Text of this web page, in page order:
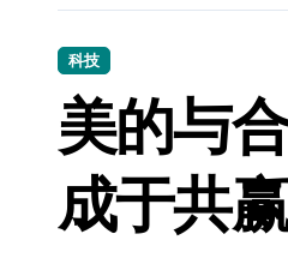
Xbox
谷歌
全球最
400层
科技
美的与
成于共